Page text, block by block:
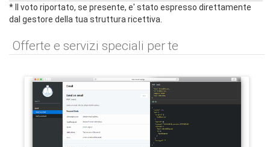
* Il voto riportato, se presente, e' stato espresso direttamente
dal gestore della tua struttura ricettiva.
Offerte e servizi speciali per te